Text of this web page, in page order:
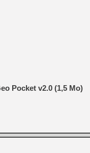
Pocket v2.0 (1,5 Mo)